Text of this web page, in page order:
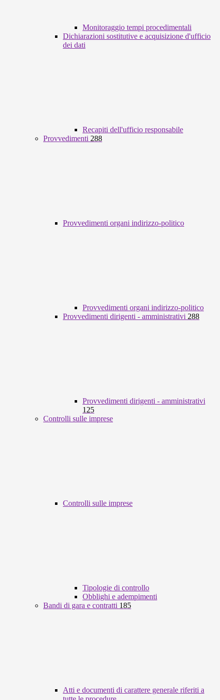
Monitoraggio tempi procedimentali
Dichiarazioni sostitutive e acquisizione d'ufficio
dei dati
Recapiti dell'ufficio responsabile
Provvedimenti 288
Provvedimenti organi indirizzo-politico
Provvedimenti organi indirizzo-politico
Provvedimenti dirigenti - amministrativi 288
Provvedimenti dirigenti - amministrativi
125
Controlli sulle imprese
Controlli sulle imprese
Tipologie di controllo
Obblighi e adempimenti
Bandi di gara e contratti 185
Atti e documenti di carattere generale riferiti a